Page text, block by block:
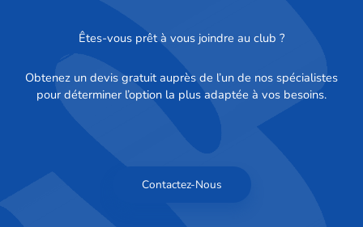
Êtes-vous prêt à vous joindre au club ?
Obtenez un devis gratuit auprès de l’un de nos spécialistes
pour déterminer l’option la plus adaptée à vos besoins.
Contactez-Nous